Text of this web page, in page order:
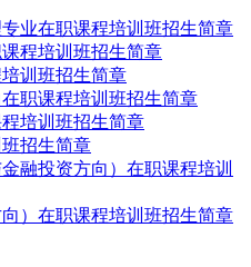
业在职课程培训班招生简章
程培训班招生简章
训班招生简章
职课程培训班招生简章
培训班招生简章
招生简章
融投资方向）在职课程培训
）在职课程培训班招生简章